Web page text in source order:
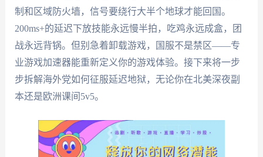
制和区域防火墙，信号要绕行大半个地球才能回国。
200ms+的延迟下放技能永远慢半拍，吃鸡永远成盒，团
战永远背锅。但别急着卸载游戏，国服不是禁区——专
业游戏加速器能重新定义你的游戏体验。接下来将一步
步拆解海外党如何征服延迟地狱，无论你在北美深夜副
本还是欧洲课间5v5。